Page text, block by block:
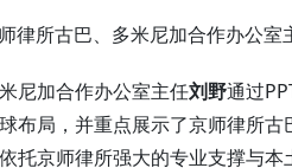
律所古巴、多米尼加合作办公室
尼加合作办公室主任刘野通过
布局，并重点展示了京师律所
托京师律所强大的专业支撑与